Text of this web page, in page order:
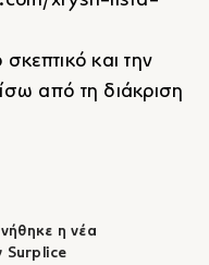
η νέα
Surplice
και την
από τη διάκριση